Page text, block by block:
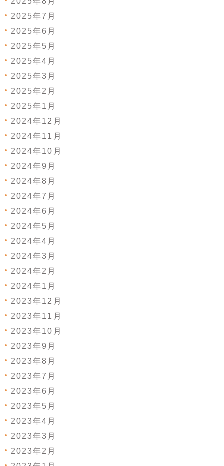
2025年7月
2025年6月
2025年5月
2025年4月
2025年3月
2025年2月
2025年1月
2024年12月
2024年11月
2024年10月
2024年9月
2024年8月
2024年7月
2024年6月
2024年5月
2024年4月
2024年3月
2024年2月
2024年1月
2023年12月
2023年11月
2023年10月
2023年9月
2023年8月
2023年7月
2023年6月
2023年5月
2023年4月
2023年3月
2023年2月